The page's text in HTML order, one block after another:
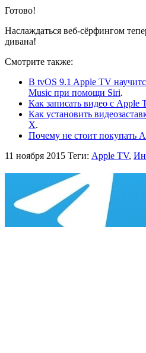
Готово!
Наслаждаться веб-сёрфингом
дивана!
Смотрите также:
В tvOS 9.1 Apple TV
Music при помощи Siri.
Как записать видео с Apple
Как установить
X.
Почему не стоит покупать
11 ноября 2015 Теги: Apple TV,